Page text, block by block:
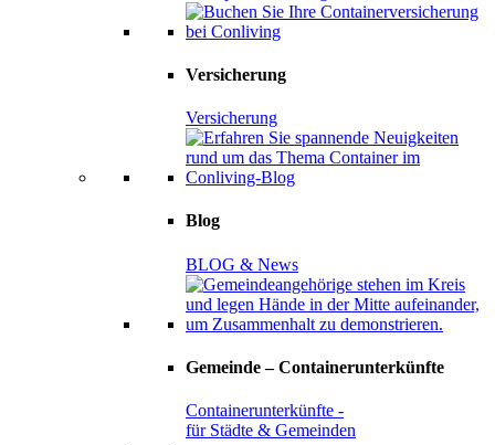
Versicherung
Versicherung
Blog
BLOG & News
Gemeinde – Containerunterkünfte
Containerunterkünfte -
für Städte & Gemeinden